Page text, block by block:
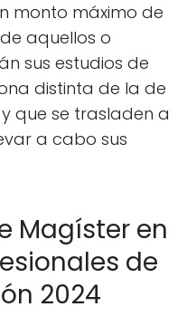
monto máximo de
aquellos o
sus estudios de
distinta de la de
que se trasladen a
a cabo sus
Magíster en
de
2024